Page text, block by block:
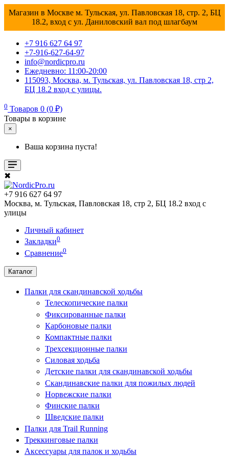
Магазин в Москве м. Тульская, ул. Павловская 18, стр. 2, БЦ
18.2, вход с ул. Даниловский вал под шлагбаум
+7 916 627 64 97
+7-916-627-64-97
info@nordicpro.ru
Ежедневно: 11:00-20:00
115093, Москва, м. Тульская, ул. Павловская 18, стр 2,
БЦ 18.2 вход с улицы.
0 Товаров 0 (0 ₽)
Товары в корзине
×
Ваша корзина пуста!
✖
+7 916 627 64 97
Москва, м. Тульская, Павловская 18, стр 2, БЦ 18.2 вход с
улицы
Личный кабинет
Закладки0
Сравнение0
Каталог
Палки для скандинавской ходьбы
Телескопические палки
Фиксированные палки
Карбоновые палки
Компактные палки
Трехсекционные палки
Силовая ходьба
Детские палки для скандинавской ходьбы
Скандинавские палки для пожилых людей
Норвежские палки
Финские палки
Шведские палки
Палки для Trail Running
Треккинговые палки
Аксессуары для палок и ходьбы